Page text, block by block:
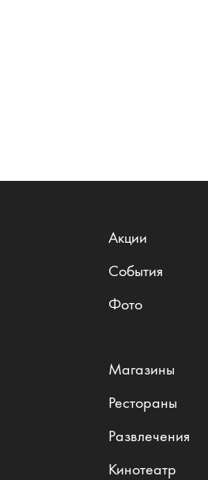
Акции
События
Фото
Магазины
Рестораны
Развлечения
Кинотеатр